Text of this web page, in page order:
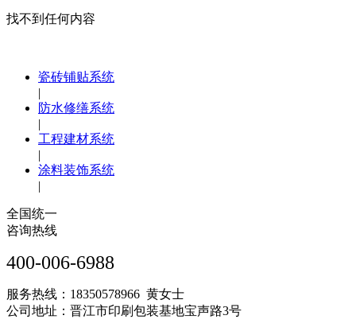
找不到任何内容
瓷砖铺贴系统
|
防水修缮系统
|
工程建材系统
|
涂料装饰系统
|
全国统一
咨询热线
400-006-6988
服务热线：18350578966 黄女士
公司地址：晋江市印刷包装基地宝声路3号